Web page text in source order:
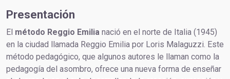
Presentación
El método Reggio Emilia nació en el norte de Italia (1945)
en la ciudad llamada Reggio Emilia por Loris Malaguzzi. Este
método pedagógico, que algunos autores le llaman como la
pedagogía del asombro, ofrece una nueva forma de enseñar